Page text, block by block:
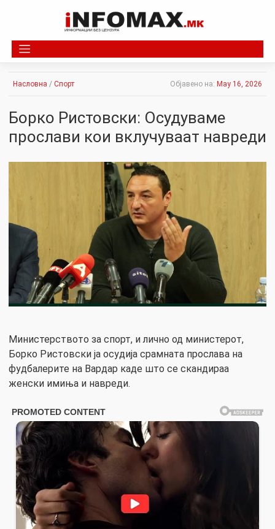
Насловна / Спорт Објавено на: May 16, 2026
Борко Ристовски: Осудуваме
прослави кои вклучуваат навреди
Министерството за спорт, и лично од министерот,
Борко Ристовски ја осудија срамната прослава на
фудбалерите на Вардар каде што се скандираа
женски имиња и навреди.